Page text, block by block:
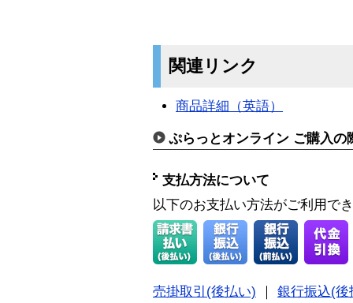
関連リンク
商品詳細（英語）
ぷらっとオンライン ご購入の
支払方法について
以下のお支払い方法がご利用で
売掛取引(後払い)
銀行振込(後